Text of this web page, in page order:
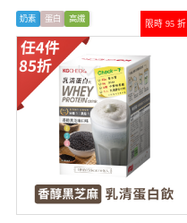
限時 95 折
奶素 蛋白 高纖